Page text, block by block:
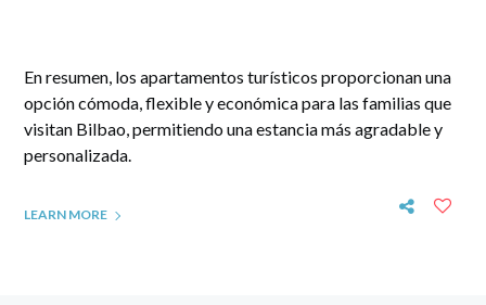
En resumen, los apartamentos turísticos proporcionan una
opción cómoda, flexible y económica para las familias que
visitan Bilbao, permitiendo una estancia más agradable y
personalizada.
LEARN MORE